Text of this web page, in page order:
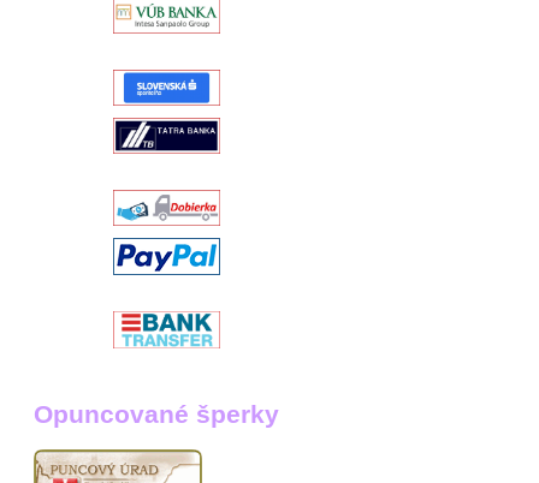
Opuncované šperky